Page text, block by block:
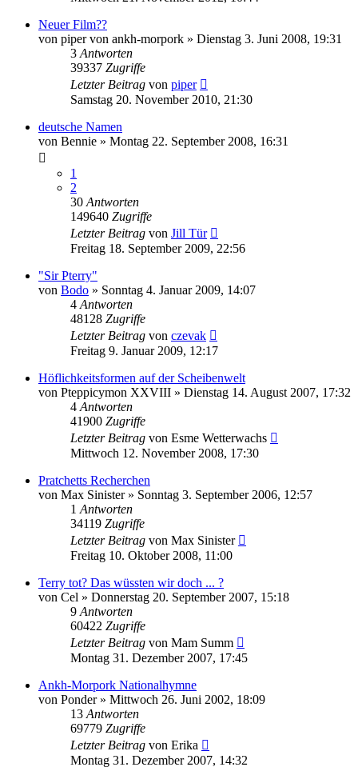
Neuer Film??
von piper von ankh-morpork » Dienstag 3. Juni 2008, 19:31
3 Antworten
39337 Zugriffe
Letzter Beitrag von piper
Samstag 20. November 2010, 21:30
deutsche Namen
von Bennie » Montag 22. September 2008, 16:31
1
2
30 Antworten
149640 Zugriffe
Letzter Beitrag von Jill Tür
Freitag 18. September 2009, 22:56
"Sir Pterry"
von Bodo » Sonntag 4. Januar 2009, 14:07
4 Antworten
48128 Zugriffe
Letzter Beitrag von czevak
Freitag 9. Januar 2009, 12:17
Höflichkeitsformen auf der Scheibenwelt
von Pteppicymon XXVIII » Dienstag 14. August 2007, 17:32
4 Antworten
41900 Zugriffe
Letzter Beitrag von Esme Wetterwachs
Mittwoch 12. November 2008, 17:30
Pratchetts Recherchen
von Max Sinister» Sonntag 3. September 2006, 12:57
1 Antworten
34119 Zugriffe
Letzter Beitrag von Max Sinister
Freitag 10. Oktober 2008, 11:00
Terry tot? Das wüssten wir doch ... ?
von Cel » Donnerstag 20. September 2007, 15:18
9 Antworten
60422 Zugriffe
Letzter Beitrag von Mam Summ
Montag 31. Dezember 2007, 17:45
Ankh-Morpork Nationalhymne
von Ponder» Mittwoch 26. Juni 2002, 18:09
13 Antworten
69779 Zugriffe
Letzter Beitrag von Erika
Montag 31. Dezember 2007, 14:32